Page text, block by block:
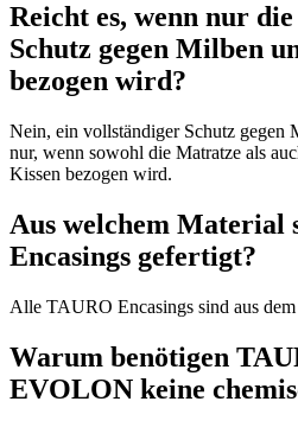
Reicht es, wenn nur
Schutz gegen Milben
bezogen wird?
Nein, ein vollständiger Schutz gegen
nur, wenn sowohl die Matratze als
Kissen bezogen wird.
Aus welchem Material
Encasings gefertigt?
Alle TAURO Encasings sind aus
Warum benötigen
EVOLON keine